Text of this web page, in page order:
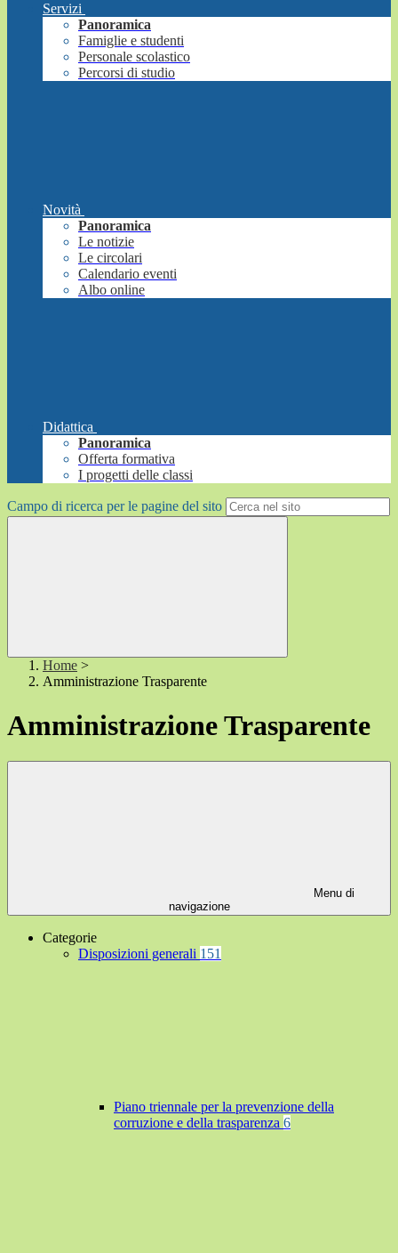
Servizi
Panoramica
Famiglie e studenti
Personale scolastico
Percorsi di studio
Novità
Panoramica
Le notizie
Le circolari
Calendario eventi
Albo online
Didattica
Panoramica
Offerta formativa
I progetti delle classi
Campo di ricerca per le pagine del sito
Home >
Amministrazione Trasparente
Amministrazione Trasparente
Menu di
navigazione
Categorie
Disposizioni generali 151
Piano triennale per la prevenzione della
corruzione e della trasparenza 6